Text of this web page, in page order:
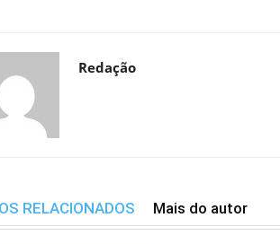
Redação
RELACIONADOS Mais do autor